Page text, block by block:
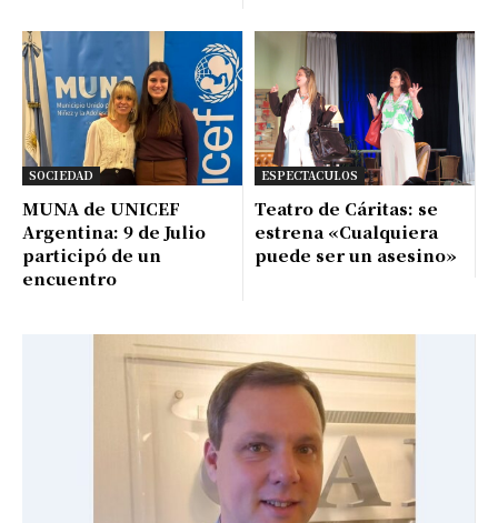
SOCIEDAD
MUNA de UNICEF
Argentina: 9 de Julio
participó de un
encuentro
ESPECTACULOS
Teatro de Cáritas: se
estrena «Cualquiera
puede ser un asesino»